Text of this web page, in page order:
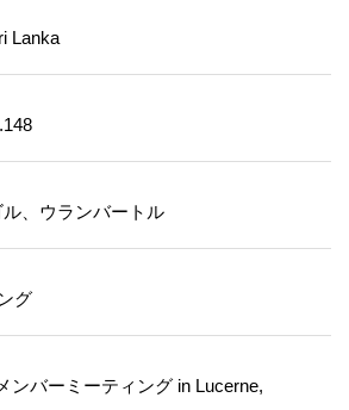
Lanka
、ウランバートル
グ
ンバーミーティング in Lucerne,